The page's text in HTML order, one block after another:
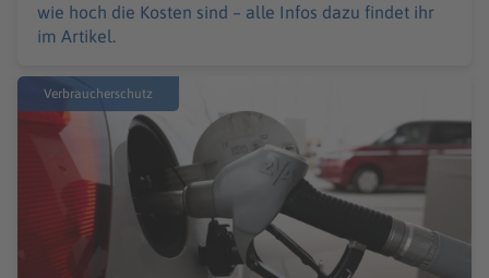
wie hoch die Kosten sind – alle Infos dazu findet ihr
im Artikel.
Verbraucherschutz